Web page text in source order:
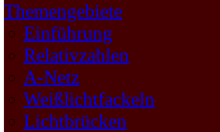
Themengebiete
Einführung
Relativzahlen
A-Netz
Weißlichtfackeln
Lichtbrücken